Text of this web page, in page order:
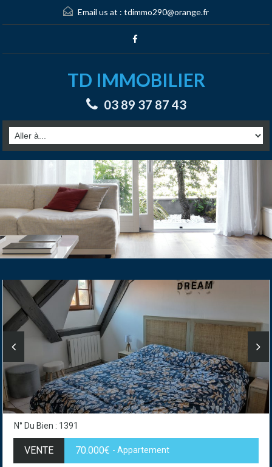
Email us at : tdimmo290@orange.fr
TD IMMOBILIER
03 89 37 87 43
N° Du Bien : 1391
VENTE 70.000€ - Appartement